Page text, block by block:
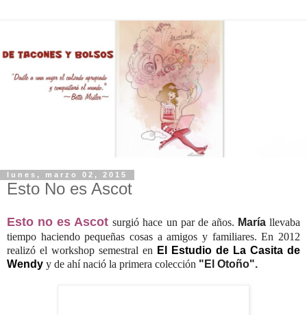
lunes, marzo 02, 2015
Esto No es Ascot
Esto no es Ascot surgió hace un par de años. Maríallevaba
tiempo haciendo pequeñas cosas a amigos y familiares. En 2012
realizó el workshop semestral en El Estudio de La Casita de
Wendy y de ahí nació la primera colección "El Otoño".